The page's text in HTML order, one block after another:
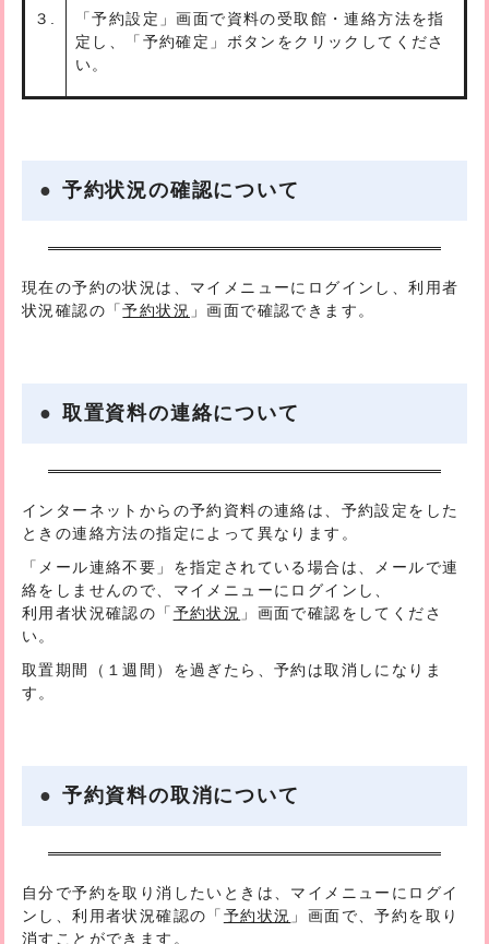
３. 「予約設定 」画面で資料の受取館・連絡方法を指
定し、「 予約確定 」ボタンをクリックしてくださ
い。
予約状況の確認について
現在の予約の状況は、マイメニューにログインし、利用者
状況確認の「予約状況 」画面で確認できます。
取置資料の連絡について
インターネットからの予約資料の連絡は、予約設定をした
ときの連絡方法の指定によって異なります。
「 メール連絡不要 」を指定されている場合は、メールで連
絡をしませんので、マイメニューにログインし、
利用者状況確認の「 予約状況 」画面で確認をしてくださ
い。
取置期間（１週間）を過ぎたら、予約は取消しになりま
す。
予約資料の取消について
自分で予約を取り消したいときは、マイメニューにログイ
ンし、利用者状況確認の「 予約状況 」画面で、予約を取り
消すことができます。